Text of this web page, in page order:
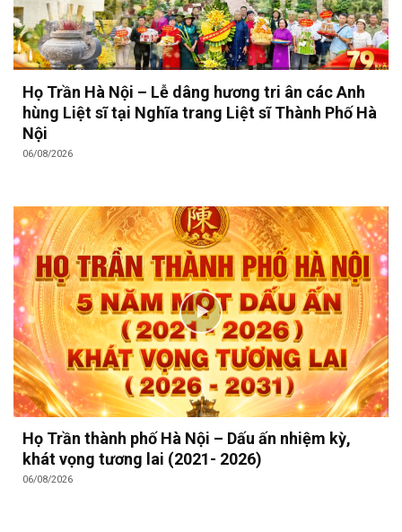
Họ Trần Hà Nội – Lễ dâng hương tri ân các Anh
hùng Liệt sĩ tại Nghĩa trang Liệt sĩ Thành Phố Hà
Nội
06/08/2026
Họ Trần thành phố Hà Nội – Dấu ấn nhiệm kỳ,
khát vọng tương lai (2021- 2026)
06/08/2026